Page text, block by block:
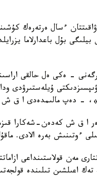
- ەكى ەل حالقى
ۇيلەستىرۋدى
- دەپ مالىمدەدى ا ق ش
مەن قولاستىنداعى